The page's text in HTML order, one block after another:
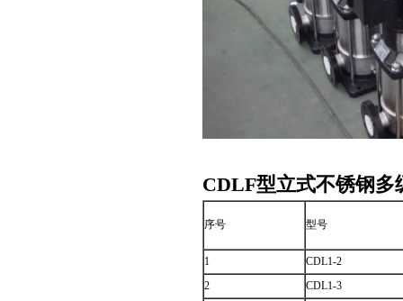
CDLF型立式不锈钢多
序号 型号
1
CDL1-2
2
CDL1-3